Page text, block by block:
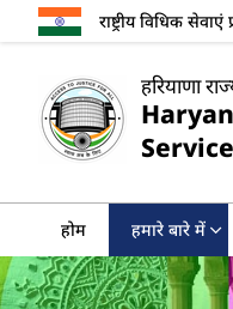
राष्ट्रीय विधिक सेवाएं
हरियाणा
होम हमारे बारे में